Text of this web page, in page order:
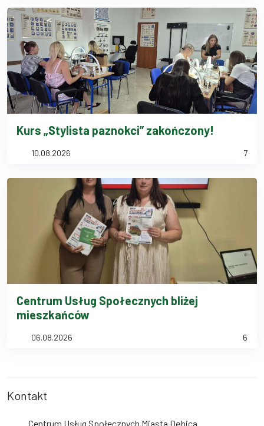
Kurs „Stylista paznokci” zakończony!
10.08.2026 7
Centrum Usług Społecznych bliżej
mieszkańców
06.08.2026 6
Kontakt
Centrum Usług Społecznych Miasta Dębica